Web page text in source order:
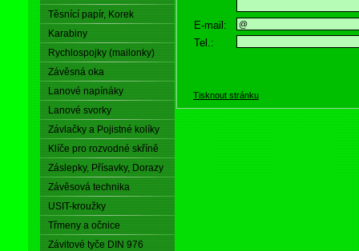
Těsnící papír, Korek
Karabiny
Rychlospojky (mailonky)
Závěsná oka
Lanové napínáky
Lanové svorky
Závlačky a Pojistné kolíky
Klíče pro rozvodné skříně
Záslepky, Přísavky, Dorazy
Závěsová technika
USIT-kroužky
Třmeny a očnice
Závitové tyče DIN 976
E-mail:
Tel.:
Tisknout stránku